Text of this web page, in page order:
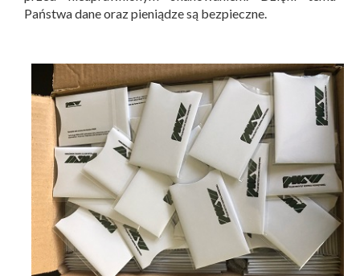
Państwa dane oraz pieniądze są bezpieczne.